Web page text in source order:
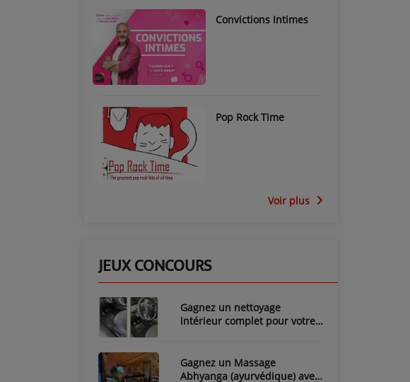
Convictions Intimes
Pop Rock Time
Voir plus
JEUX CONCOURS
Gagnez un nettoyage
intérieur complet pour votre
Gagnez un Massage
Abhyanga (ayurvédique) avec